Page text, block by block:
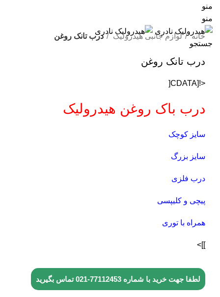
منو
منو
جستجو
خانه لوازم جانبی هیدرولیک درب تانک روغن
درب تانک روغن
<![CDATA[
درب باک روغن هیدرولیک
سایز کوچک
سایز بزرگ
درب فلزی
پیچی و کلیپسی
همراه با توری
]]>
لطفا جهت خرید با شماره 77112453-021 تماس بگیرید